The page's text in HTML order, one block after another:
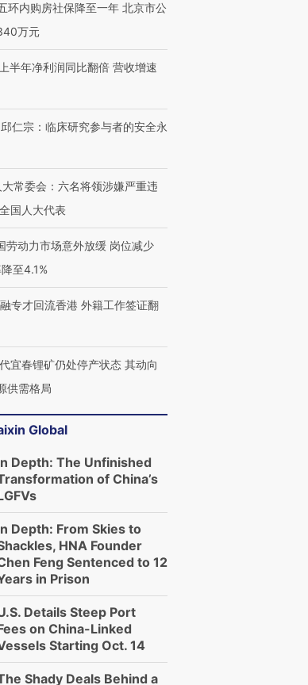
环内购房社保降至一年 北京市公
万元
半年净利润同比翻倍 营收增速
仁宗：临床研究参与者的安全永
常委会：六名将领涉嫌严重违
国人大代表
劳动力市场意外放缓 岗位减少
至4.1%
专才回流香港 外籍工作签证翻
宜春锂矿仍处停产状态 其动向
供需格局
Global
Depth: The Unfinished
of China’s
Depth: From Skies to
HNA Founder
Feng Sentenced to 12
in Prison
Details Steep Port
on China-Linked
Starting Oct. 14
Shady Deals Behind a